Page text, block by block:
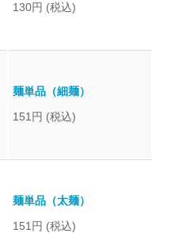
130円 (税込)
麺単品（細麺）
151円 (税込)
麺単品（太麺）
151円 (税込)